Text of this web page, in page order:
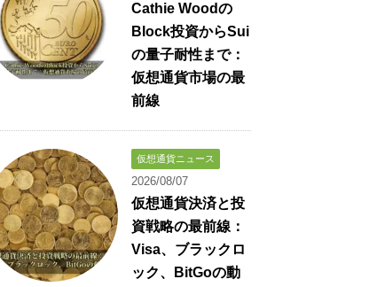
Cathie Woodの
Block投資からSui
の量子耐性まで：
仮想通貨市場の最
前線
仮想通貨ニュース
2026/08/07
仮想通貨決済と投
資戦略の最前線：
Visa、ブラックロ
ック、BitGoの動